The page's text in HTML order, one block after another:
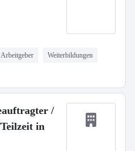
Weiterbildungen
/
in